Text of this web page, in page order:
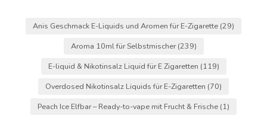
Anis Geschmack E-Liquids und Aromen für E-Zigarette (29)
Aroma 10ml für Selbstmischer(239)
E-liquid & Nikotinsalz Liquid für E Zigaretten (119)
Overdosed Nikotinsalz Liquids für E-Zigaretten (70)
Peach Ice Elfbar – Ready-to-vape mit Frucht & Frische (1)